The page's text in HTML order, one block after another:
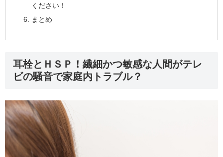
ください！
まとめ
耳栓とＨＳＰ！繊細かつ敏感な人間がテレ
ビの騒音で家庭内トラブル？